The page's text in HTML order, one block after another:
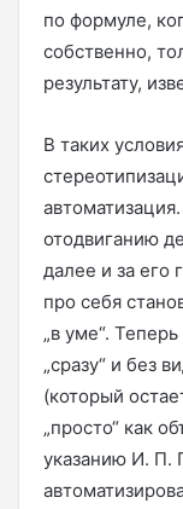
по формуле,
собственно,
результату,
В таких
отодвиганию
далее и за
про себя
„в уме“.
„сразу“ и без
(который
„просто“ как
указанию И. П.